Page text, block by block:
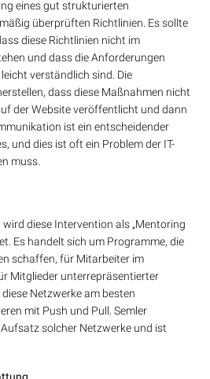
eines gut strukturierten
überprüften Richtlinien. Es sollte
diese Richtlinien nicht im
und dass die Anforderungen
verständlich sind. Die
dass diese Maßnahmen nicht
der Website veröffentlicht und dann
ist ein entscheidender
und dies ist oft ein Problem der IT-
muss.
diese Intervention als „Mentoring
Es handelt sich um Programme, die
schaffen, für Mitarbeiter im
Mitglieder unterrepräsentierter
Netzwerke am besten
mit Push und Pull. Semler
solcher Netzwerke und ist